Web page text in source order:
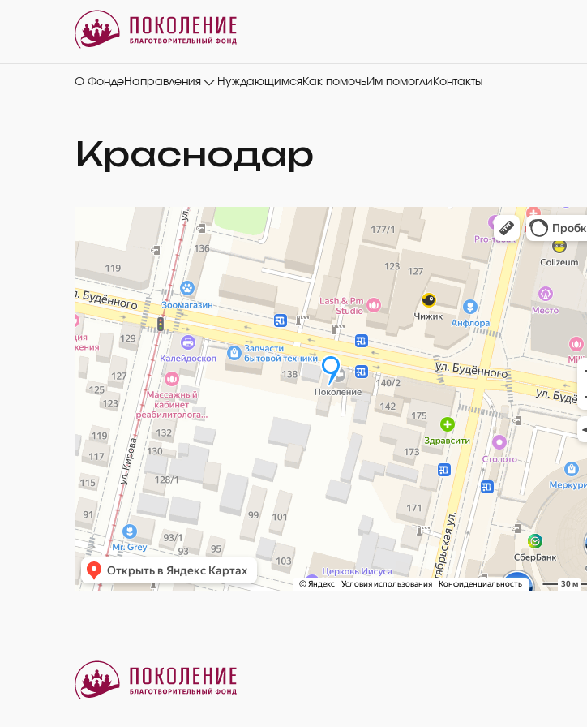
О ФондеНаправления НуждающимсяКак помочьИм помогли Контакты
Краснодар